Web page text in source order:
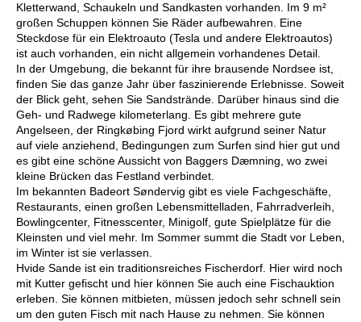
Kletterwand, Schaukeln und Sandkasten vorhanden. Im 9 m²
großen Schuppen können Sie Räder aufbewahren. Eine
Steckdose für ein Elektroauto (Tesla und andere Elektroautos)
ist auch vorhanden, ein nicht allgemein vorhandenes Detail.
In der Umgebung, die bekannt für ihre brausende Nordsee ist,
finden Sie das ganze Jahr über faszinierende Erlebnisse. Soweit
der Blick geht, sehen Sie Sandstrände. Darüber hinaus sind die
Geh- und Radwege kilometerlang. Es gibt mehrere gute
Angelseen, der Ringkøbing Fjord wirkt aufgrund seiner Natur
auf viele anziehend, Bedingungen zum Surfen sind hier gut und
es gibt eine schöne Aussicht von Baggers Dæmning, wo zwei
kleine Brücken das Festland verbindet.
Im bekannten Badeort Søndervig gibt es viele Fachgeschäfte,
Restaurants, einen großen Lebensmittelladen, Fahrradverleih,
Bowlingcenter, Fitnesscenter, Minigolf, gute Spielplätze für die
Kleinsten und viel mehr. Im Sommer summt die Stadt vor Leben,
im Winter ist sie verlassen.
Hvide Sande ist ein traditionsreiches Fischerdorf. Hier wird noch
mit Kutter gefischt und hier können Sie auch eine Fischauktion
erleben. Sie können mitbieten, müssen jedoch sehr schnell sein
um den guten Fisch mit nach Hause zu nehmen. Sie können